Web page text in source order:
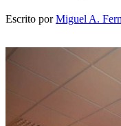
Escrito porMiguel A.